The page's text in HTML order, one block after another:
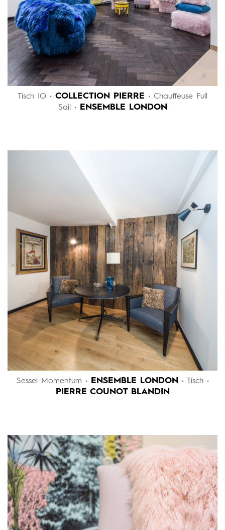
Tisch IO • COLLECTION PIERRE • Chauffeuse Full
Sail •ENSEMBLE LONDON
Sessel Momentum • ENSEMBLE LONDON • Tisch •
PIERRE COUNOT BLANDIN